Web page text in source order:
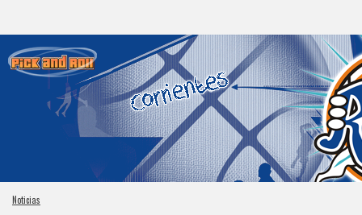
Noticias